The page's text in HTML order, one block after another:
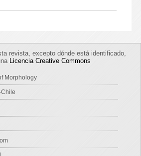
revista, excepto dónde está identificado,
Licencia Creative Commons
Morphology